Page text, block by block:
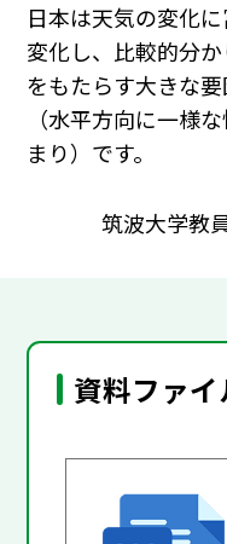
日本は天気の変化
変化し、比較的分
をもたらす大きな
（水平方向に一様
まり）です。
筑波大学教
資料ファイ